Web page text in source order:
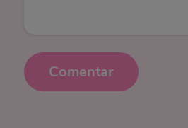
Comentar